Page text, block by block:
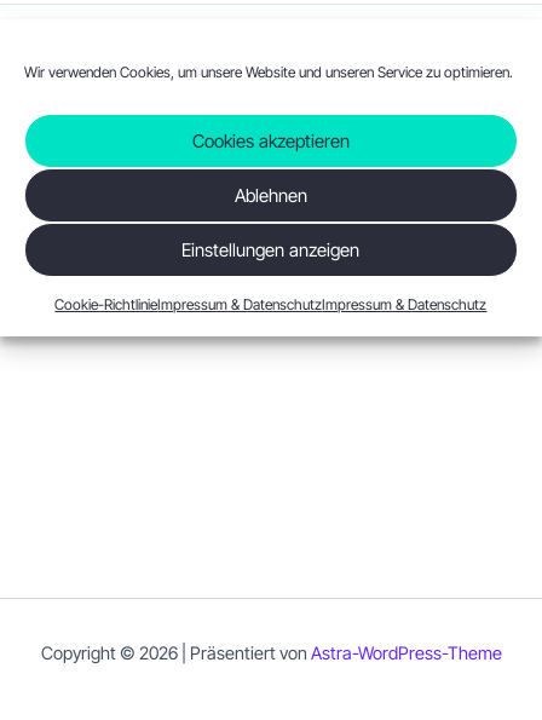
Wir verwenden Cookies, um unsere Website und unseren Service zu optimieren.
Cookies akzeptieren
Ablehnen
Einstellungen anzeigen
Cookie-RichtlinieImpressum & DatenschutzImpressum & Datenschutz
Copyright © 2026 | Präsentiert von Astra-WordPress-Theme